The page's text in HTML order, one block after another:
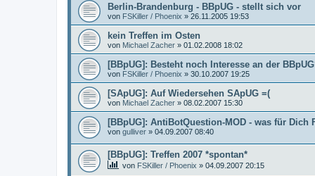
Berlin-Brandenburg - BBpUG - stellt sich vor
von FSKiller / Phoenix » 26.11.2005 19:53
kein Treffen im Osten
von Michael Zacher » 01.02.2008 18:02
[BBpUG]: Besteht noch Interesse an der
von FSKiller / Phoenix » 30.10.2007 19:25
[SApUG]: Auf Wiedersehen SApUG =(
von Michael Zacher » 08.02.2007 15:30
[BBpUG]: AntiBotQuestion-MOD - was für Dich
von gulliver » 04.09.2007 08:40
[BBpUG]: Treffen 2007 *spontan*
von FSKiller / Phoenix » 04.09.2007 20:15